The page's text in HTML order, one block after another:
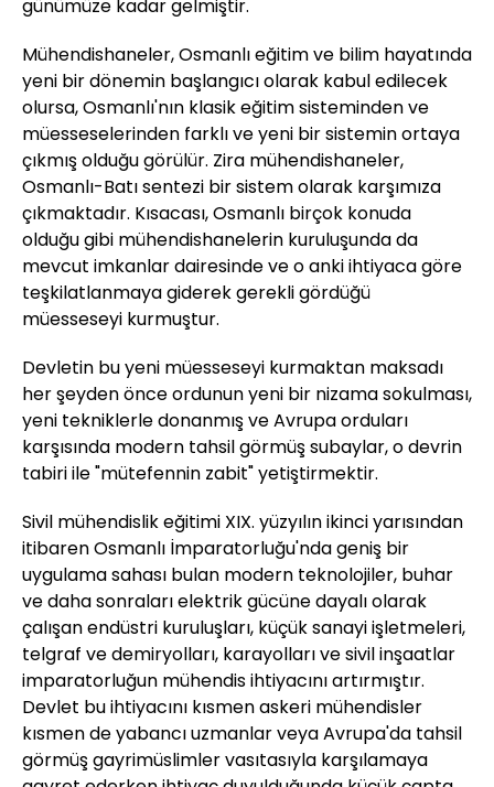
günümüze kadar gelmiştir.
Mühendishaneler, Osmanlı eğitim ve bilim hayatında
yeni bir dönemin başlangıcı olarak kabul edilecek
olursa, Osmanlı'nın klasik eğitim sisteminden ve
müesseselerinden farklı ve yeni bir sistemin ortaya
çıkmış olduğu görülür. Zira mühendishaneler,
Osmanlı-Batı sentezi bir sistem olarak karşımıza
çıkmaktadır. Kısacası, Osmanlı birçok konuda
olduğu gibi mühendishanelerin kuruluşunda da
mevcut imkanlar dairesinde ve o anki ihtiyaca göre
teşkilatlanmaya giderek gerekli gördüğü
müesseseyi kurmuştur.
Devletin bu yeni müesseseyi kurmaktan maksadı
her şeyden önce ordunun yeni bir nizama sokulması,
yeni tekniklerle donanmış ve Avrupa orduları
karşısında modern tahsil görmüş subaylar, o devrin
tabiri ile "mütefennin zabit" yetiştirmektir.
Sivil mühendislik eğitimi XIX. yüzyılın ikinci yarısından
itibaren Osmanlı İmparatorluğu'nda geniş bir
uygulama sahası bulan modern teknolojiler, buhar
ve daha sonraları elektrik gücüne dayalı olarak
çalışan endüstri kuruluşları, küçük sanayi işletmeleri,
telgraf ve demiryolları, karayolları ve sivil inşaatlar
imparatorluğun mühendis ihtiyacını artırmıştır.
Devlet bu ihtiyacını kısmen askeri mühendisler
kısmen de yabancı uzmanlar veya Avrupa'da tahsil
görmüş gayrimüslimler vasıtasıyla karşılamaya